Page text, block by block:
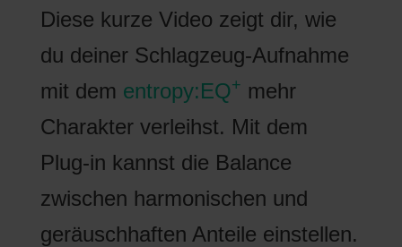
Diese kurze Video zeigt dir, wie
du deiner Schlagzeug-Aufnahme
mit dem entropy:EQ+ mehr
Charakter verleihst. Mit dem
Plug-in kannst die Balance
zwischen harmonischen und
geräuschhaften Anteile einstellen.